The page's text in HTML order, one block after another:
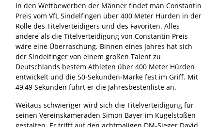
In den Wettbewerben der Männer findet man Constantin
Preis vom VfL Sindelfingen über 400 Meter Hürden in der
Rolle des Titelverteidigers und des Favoriten. Alles
andere als die Titelverteidigung von Constantin Preis
wäre eine Überraschung. Binnen eines Jahres hat sich
der Sindelfinger von einem großen Talent zu
Deutschlands bestem Athleten über 400 Meter Hürden
entwickelt und die 50-Sekunden-Marke fest im Griff. Mit
49,49 Sekunden führt er die Jahresbestenliste an.
Weitaus schwieriger wird sich die Titelverteidigung für
seinen Vereinskameraden Simon Bayer im Kugelstoßen